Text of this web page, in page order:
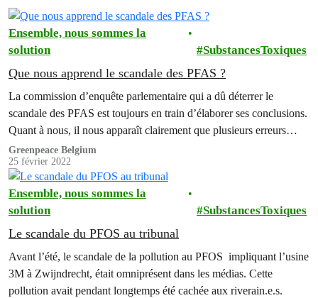
Ensemble, nous sommes la
solution
SubstancesToxiques
Que nous apprend le scandale des PFAS ?
La commission d’enquête parlementaire qui a dû déterrer le
scandale des PFAS est toujours en train d’élaborer ses conclusions.
Quant à nous, il nous apparaît clairement que plusieurs erreurs
majeures ont été commises dans cette histoire, raison pour laquelle
nous avons également porté l'affaire en justice.
Greenpeace Belgium
25 février 2022
Ensemble, nous sommes la
solution
SubstancesToxiques
Le scandale du PFOS au tribunal
Avant l’été, le scandale de la pollution au PFOS impliquant l’usine
3M à Zwijndrecht, était omniprésent dans les médias. Cette
pollution avait pendant longtemps été cachée aux riverain.e.s.